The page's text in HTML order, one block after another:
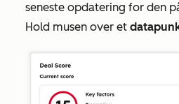
seneste opdatering for den
Hold musen over et